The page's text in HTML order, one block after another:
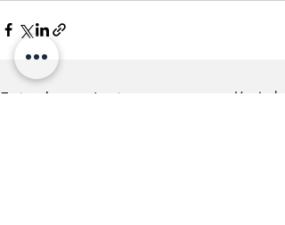
Entradas recientes Ver todo